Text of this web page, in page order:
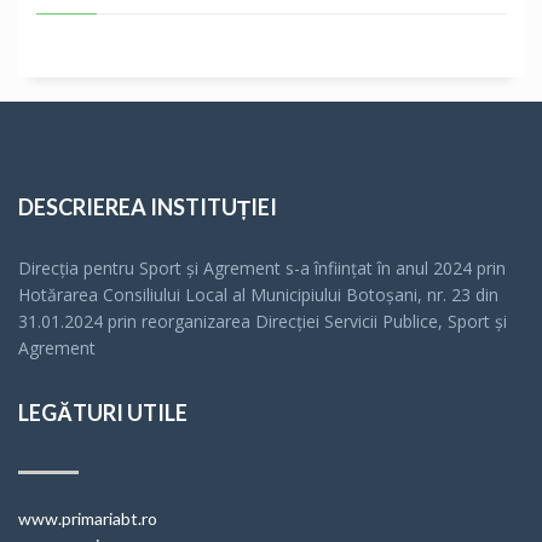
DESCRIEREA INSTITUȚIEI
Direcția pentru Sport și Agrement s-a înfiinţat în anul 2024 prin
Hotărarea Consiliului Local al Municipiului Botoșani, nr. 23 din
31.01.2024 prin reorganizarea Direcției Servicii Publice, Sport și
Agrement
LEGĂTURI UTILE
www.primariabt.ro